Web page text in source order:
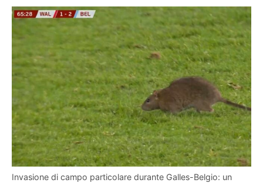
Invasione di campo particolare durante Galles-Belgio: un